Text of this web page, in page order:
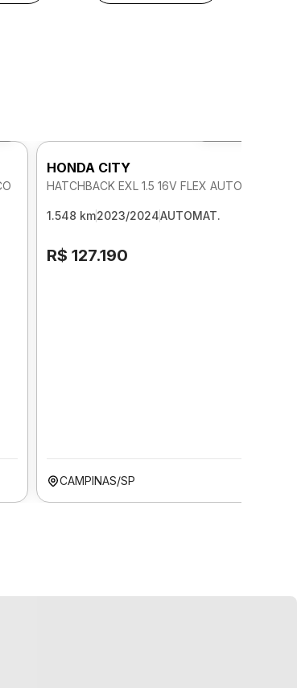
HONDA CITY
1.548 km2023/2024AUTOMAT.
R$ 127.190
CAMPINAS/SP